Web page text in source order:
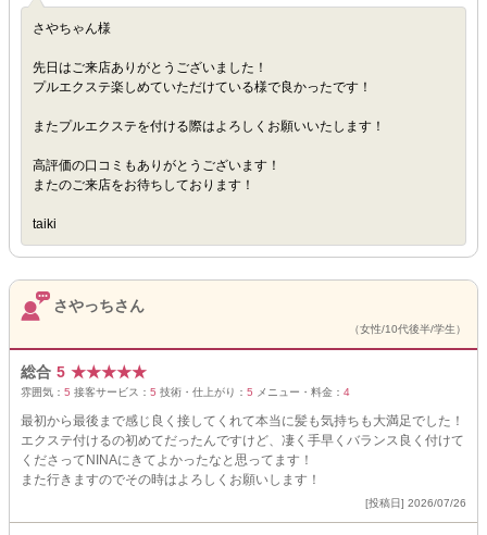
さやちゃん様
先日はご来店ありがとうございました！
プルエクステ楽しめていただけている様で良かったです！
またプルエクステを付ける際はよろしくお願いいたします！
高評価の口コミもありがとうございます！
またのご来店をお待ちしております！
taiki
さやっちさん
（女性/10代後半/学生）
総合 5 ★★★★★
雰囲気： 5 接客サービス： 5 技術・仕上がり： 5 メニュー・料金： 4
最初から最後まで感じ良く接してくれて本当に髪も気持ちも大満足でした！
エクステ付けるの初めてだったんですけど、凄く手早くバランス良く付けて
くださってNINAにきてよかったなと思ってます！
また行きますのでその時はよろしくお願いします！
[投稿日] 2026/07/26